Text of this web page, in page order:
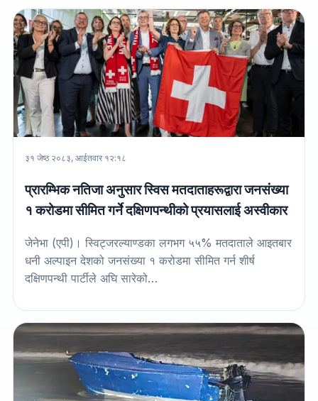
३१ जेष्ठ २०८३, आईतवार १२:१८
प्रारम्भिक नतिजा अनुसार स्विस मतदाताहरूद्वारा जनसंख्या
१ करोडमा सीमित गर्ने दक्षिणपन्थीको प्रयासलाई अस्वीकार
जेनेभा (एपी)। स्विट्जरल्याण्डका लगभग ५५% मतदाताले आइतबार
धनी अल्पाइन देशको जनसंख्या १ करोडमा सीमित गर्न शीर्ष
दक्षिणपन्थी पार्टीले अघि सारेको…